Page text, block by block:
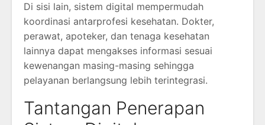
Di sisi lain, sistem digital mempermudah
koordinasi antarprofesi kesehatan. Dokter,
perawat, apoteker, dan tenaga kesehatan
lainnya dapat mengakses informasi sesuai
kewenangan masing-masing sehingga
pelayanan berlangsung lebih terintegrasi.
Tantangan Penerapan